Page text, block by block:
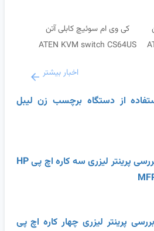
کی وی ام سوئیچ کابلی آتن
ATEN KVM switch CS64US
اخبار بیشتر
از دستگاه برچسب زن لیبل
تحلیل و بررسی پرینتر لیزری سه کاره اچ پی HP
پرینتر لیزری چهار کاره اچ پی